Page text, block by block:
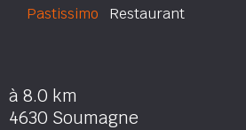
Pastissimo Restaurant
à 8.0 km
4630 Soumagne